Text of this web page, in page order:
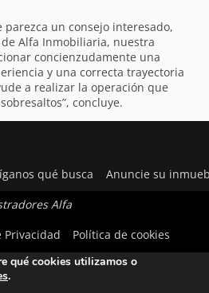
parezca un consejo interesado,
Alfa Inmobiliaria, nuestra
concienzudamente una
y una correcta trayectoria
a realizar la operación que
concluye.
qué busca Anuncie su
Alfa
Privacidad Política de cookies
la mejor experiencia en
qué cookies utilizamos o
.